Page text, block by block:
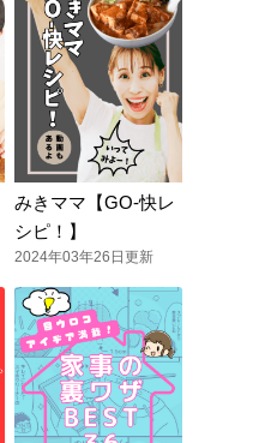
みきママ【GO-快レ
シピ！】
2024年03年26日更新